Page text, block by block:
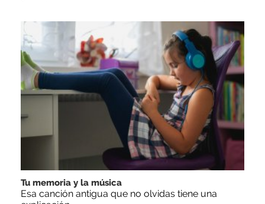
Tu memoria y la música
Esa canción antigua que no olvidas tiene una